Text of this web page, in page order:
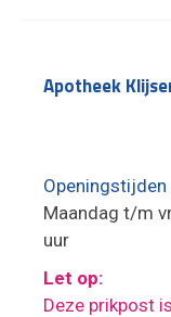
Apotheek
Openingstijden
Maandag t/m
uur
Let op:
Deze prikpost